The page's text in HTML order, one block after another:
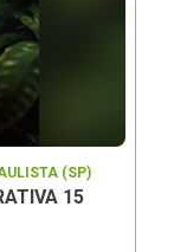
(SP)
15